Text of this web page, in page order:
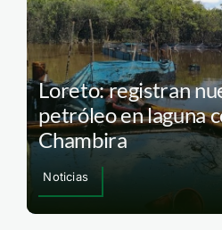
Loreto: registran
petróleo en laguna
Chambira
Noticias